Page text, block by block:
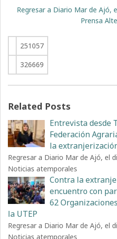
Regresar a Diario Mar de Ajó,
Prensa
251057
326669
Related Posts
Entrevista desde
Federación
la
Regresar a Diario Mar de Ajó, el
Noticias atemporales
Contra la
encuentro con
62
la UTEP
Regresar a Diario Mar de Ajó, el
Noticias atemporales